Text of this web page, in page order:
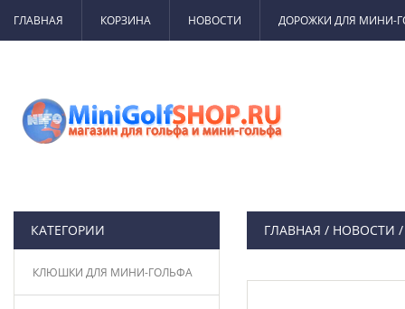
ГЛАВНАЯ КОРЗИНА НОВОСТИ ДОРОЖКИ ДЛЯ МИНИ-
КАТЕГОРИИ
КЛЮШКИ ДЛЯ МИНИ-ГОЛЬФА
ГЛАВНАЯ / НОВОСТИ